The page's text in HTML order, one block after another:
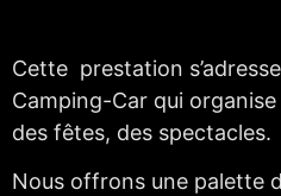
Cette prestation
Camping-Car qui
des fêtes, des spectacles.
Nous offrons une palette